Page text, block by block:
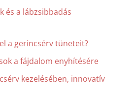
és a lábzsibbadás
a gerincsérv tüneteit?
a fájdalom enyhítésére
kezelésében, innovatív